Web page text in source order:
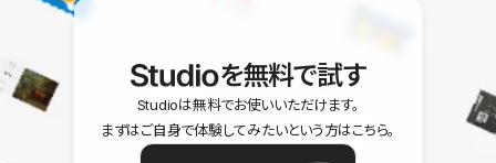
を無料で試す
Studioは無料でお使いいただけます。
まずはご自身で体験してみたいという方はこちら。